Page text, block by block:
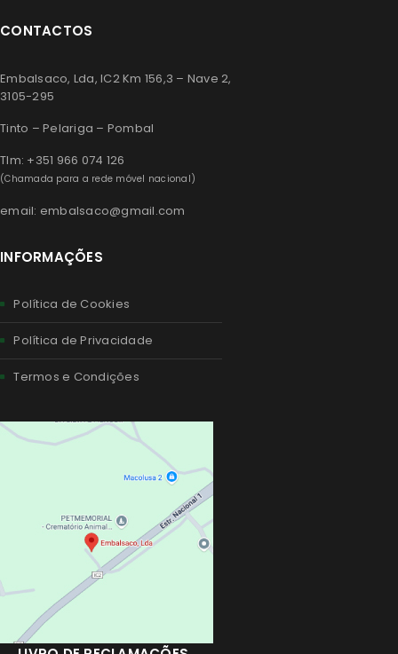
CONTACTOS
Embalsaco, Lda, IC2 Km 156,3 – Nave 2,
3105-295
Tinto – Pelariga – Pombal
Tlm: +351 966 074 126
(Chamada para a rede móvel nacional)
email: embalsaco@gmail.com
INFORMAÇÕES
Política de Cookies
Política de Privacidade
Termos e Condições